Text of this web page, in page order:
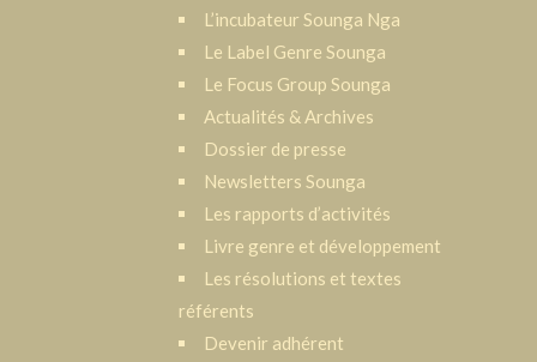
L’incubateur Sounga Nga
Le Label Genre Sounga
Le Focus Group Sounga
Actualités & Archives
Dossier de presse
Newsletters Sounga
Les rapports d’activités
Livre genre et développement
Les résolutions et textes
référents
Devenir adhérent